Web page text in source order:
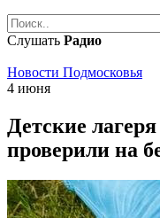
Слушать Радио
Новости Подмосковья
4 июня
Детские
проверили на